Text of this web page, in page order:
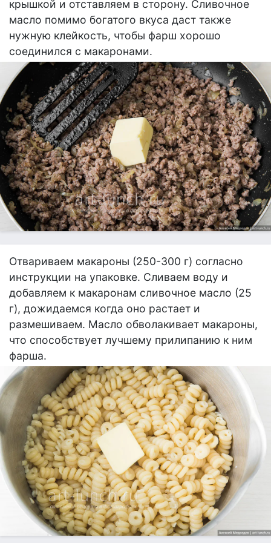
крышкой и отставляем в сторону. Сливочное
масло помимо богатого вкуса даст также
нужную клейкость, чтобы фарш хорошо
соединился с макаронами.
Отвариваем макароны (250-300 г) согласно
инструкции на упаковке. Сливаем воду и
добавляем к макаронам сливочное масло (25
г), дожидаемся когда оно растает и
размешиваем. Масло обволакивает макароны,
что способствует лучшему прилипанию к ним
фарша.